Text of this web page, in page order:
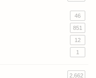
46
851
12
1
2,662